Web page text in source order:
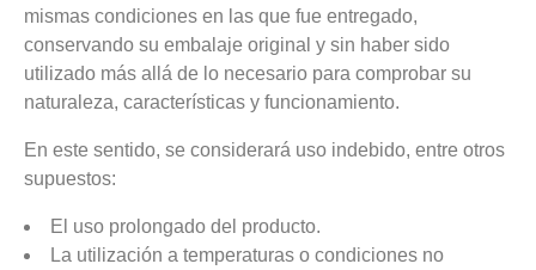
mismas condiciones en las que fue entregado,
conservando su embalaje original y sin haber sido
utilizado más allá de lo necesario para comprobar su
naturaleza, características y funcionamiento.
En este sentido, se considerará uso indebido, entre otros
supuestos:
El uso prolongado del producto.
La utilización a temperaturas o condiciones no